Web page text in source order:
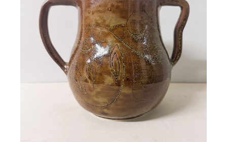
Vase deux anses Calypso
89,00€